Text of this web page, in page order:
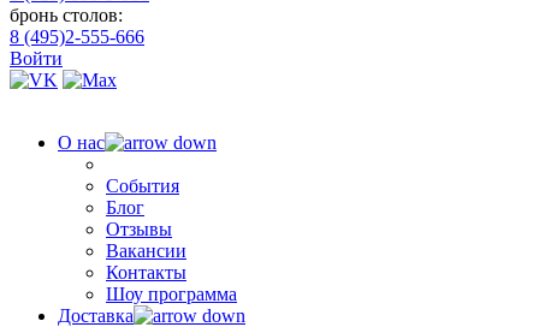
бронь столов:
8 (495)2-555-666
Войти
О нас
События
Блог
Отзывы
Вакансии
Контакты
Шоу программа
Доставка